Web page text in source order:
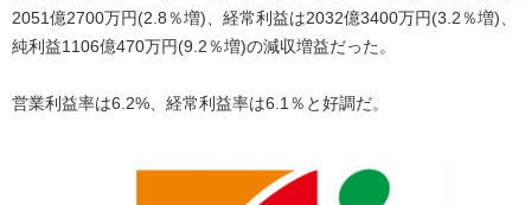
2051億2700万円(2.8％増)、経常利益は2032億3400万円(3.2％増)、
純利益1106億470万円(9.2％増)の減収増益だった。
営業利益率は6.2%、経常利益率は6.1％と好調だ。